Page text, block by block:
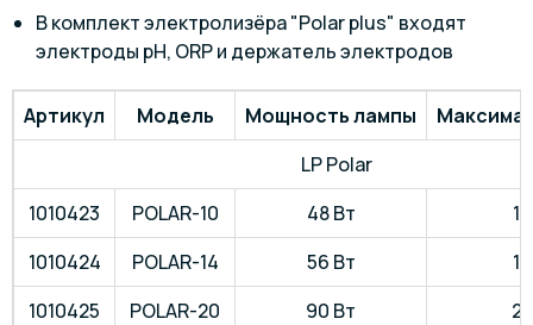
В комплект электролизёра "Polar plus" входят
электроды pH, ORP и держатель электродов
Артикул Модель Мощность лампы
LP Polar
1010423
POLAR-10 48 Вт
1010424
POLAR-14 56 Вт
1010425
POLAR-20 90 Вт